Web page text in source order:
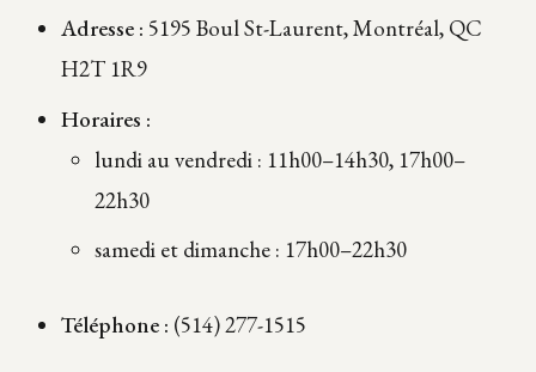
Adresse : 5195 Boul St-Laurent, Montréal, QC
H2T 1R9
Horaires :
lundi au vendredi : 11h00–14h30, 17h00–
22h30
samedi et dimanche : 17h00–22h30
Téléphone : (514) 277-1515